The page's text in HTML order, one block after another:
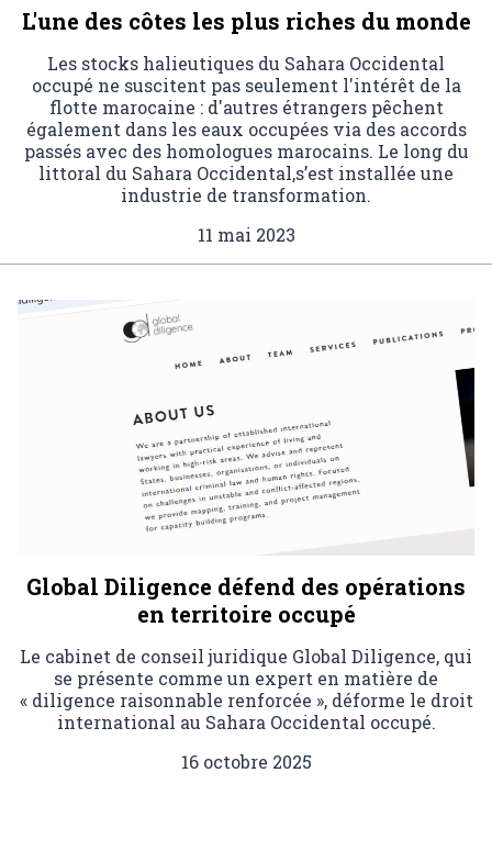
L'une des côtes les plus riches du monde
Les stocks halieutiques du Sahara Occidental
occupé ne suscitent pas seulement l'intérêt de la
flotte marocaine : d'autres étrangers pêchent
également dans les eaux occupées via des accords
passés avec des homologues marocains. Le long du
littoral du Sahara Occidental,s’est installée une
industrie de transformation.
11 mai 2023
Global Diligence défend des opérations
en territoire occupé
Le cabinet de conseil juridique Global Diligence, qui
se présente comme un expert en matière de
« diligence raisonnable renforcée », déforme le droit
international au Sahara Occidental occupé.
16 octobre 2025